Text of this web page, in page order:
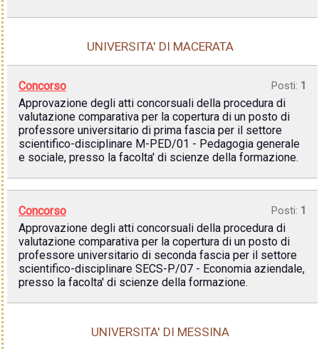
UNIVERSITA' DI MACERATA
Concorso Posti: 1
Approvazione degli atti concorsuali della procedura di
valutazione comparativa per la copertura di un posto di
professore universitario di prima fascia per il settore
scientifico-disciplinare M-PED/01 - Pedagogia generale
e sociale, presso la facolta' di scienze della formazione.
Concorso Posti: 1
Approvazione degli atti concorsuali della procedura di
valutazione comparativa per la copertura di un posto di
professore universitario di seconda fascia per il settore
scientifico-disciplinare SECS-P/07 - Economia aziendale,
presso la facolta' di scienze della formazione.
UNIVERSITA' DI MESSINA